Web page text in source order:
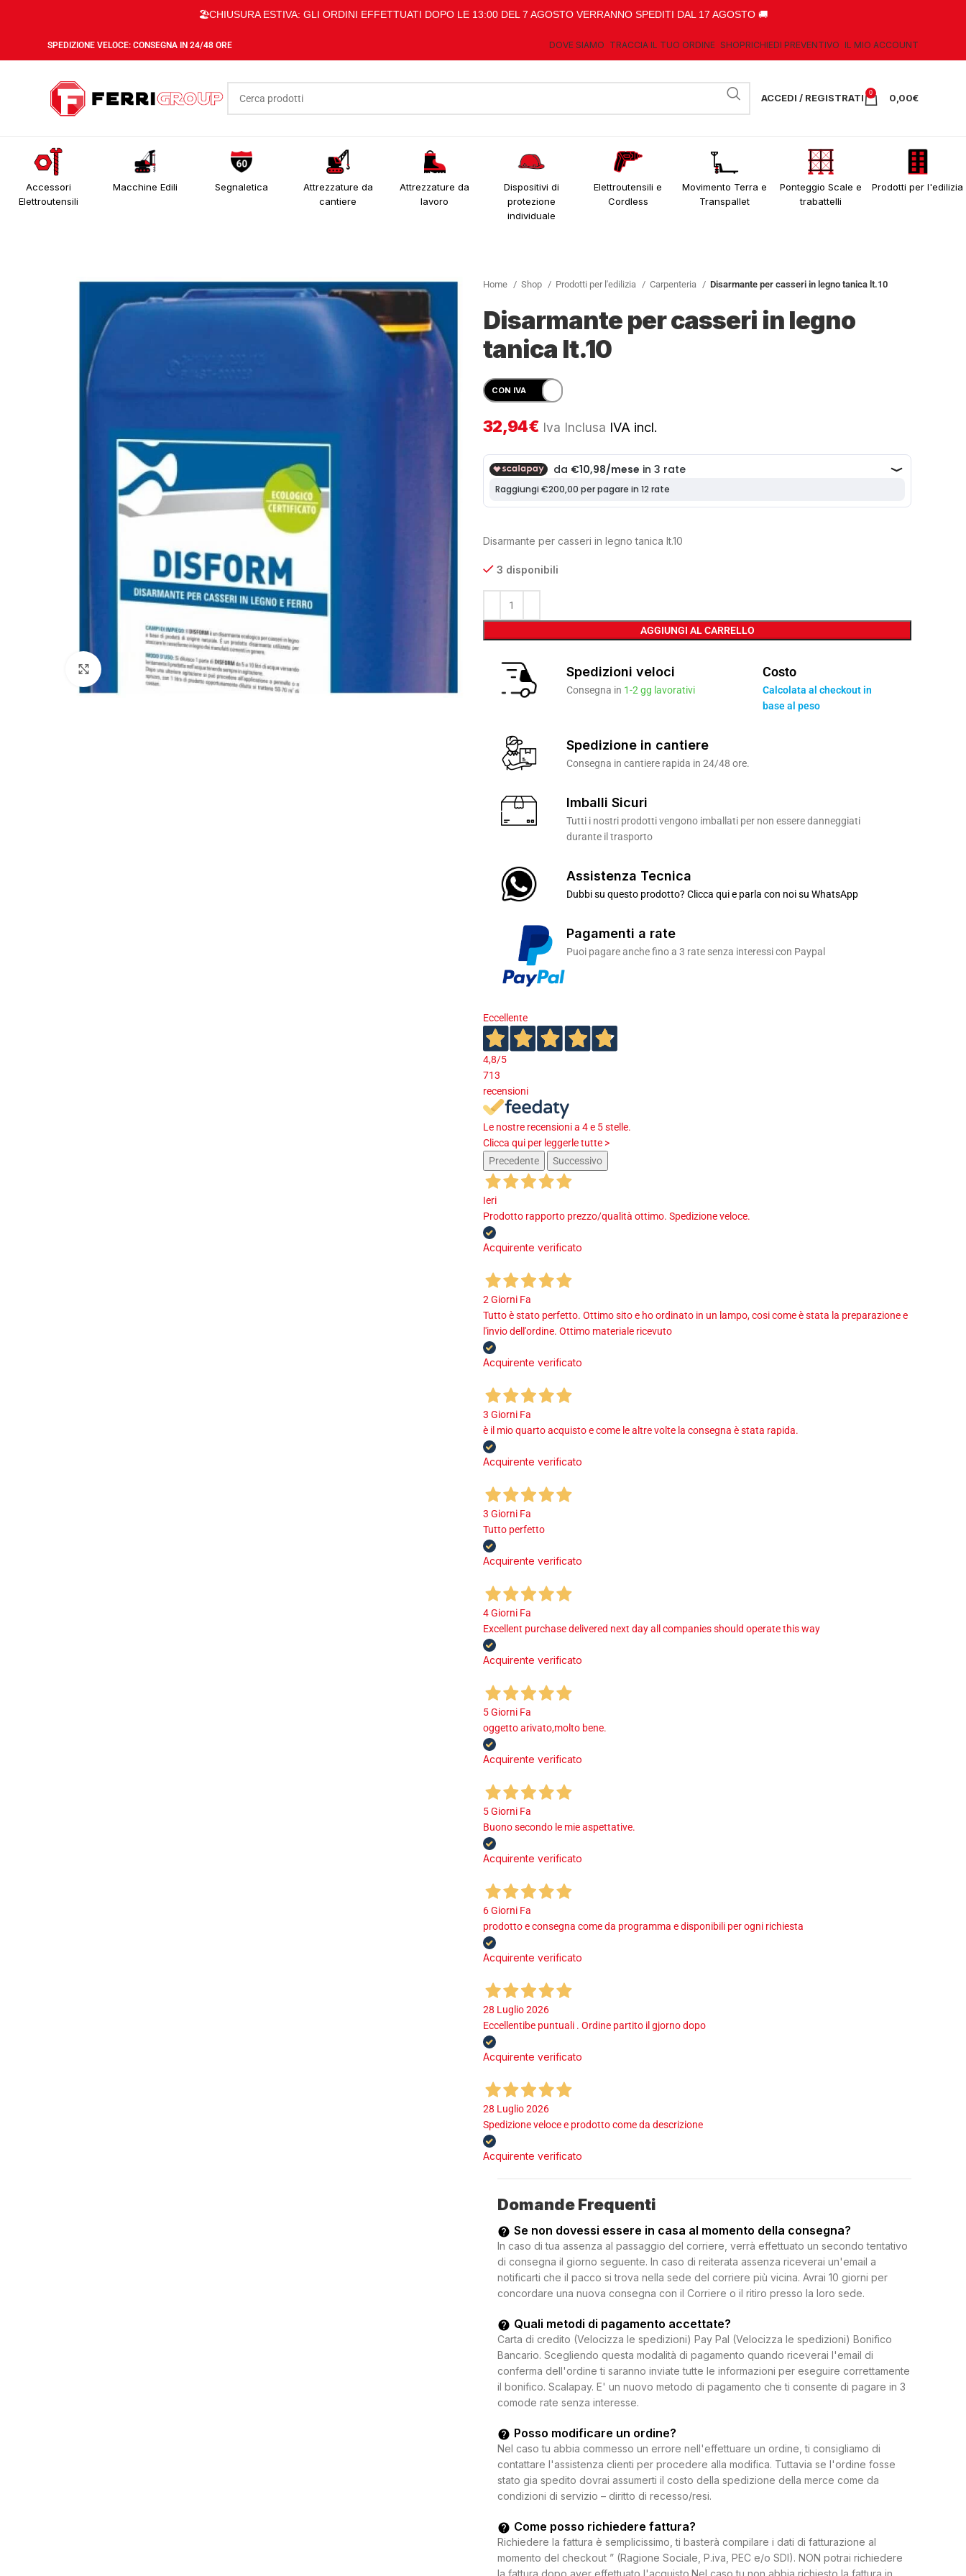
🏖️CHIUSURA ESTIVA: GLI ORDINI EFFETTUATI DOPO LE 13:00 DEL 7 AGOSTO VERRANNO SPEDITI DAL 17 AGOSTO 🚚
SPEDIZIONE VELOCE: CONSEGNA IN 24/48 ORE DOVE SIAMO TRACCIA IL TUO ORDINE SHOPRICHIEDI PREVENTIVO IL MIO ACCOUNT
ACCEDI / REGISTRATI 0 0,00€
Accessori
Elettroutensili
Macchine Edili Segnaletica
Attrezzature da
cantiere
Attrezzature da
lavoro
Dispositivi di
protezione
individuale
Elettroutensili e
Cordless
Movimento Terra e
Transpallet
Ponteggio Scale e
trabattelli
Prodotti per l'edilizia
Clicca per ingrandire
Home Shop Prodotti per l'edilizia Carpenteria Disarmante per casseri in legno tanica lt.10
Disarmante per casseri in legno
tanica lt.10
32,94€ Iva Inclusa IVA incl.
Disarmante per casseri in legno tanica lt.10
3 disponibili
AGGIUNGI AL CARRELLO
Spedizioni veloci
Consegna in 1-2 gg lavorativi
Costo
Calcolata al checkout in
base al peso
Spedizione in cantiere
Consegna in cantiere rapida in 24/48 ore.
Imballi Sicuri
Tutti i nostri prodotti vengono imballati per non essere danneggiati
durante il trasporto
Assistenza Tecnica
Dubbi su questo prodotto? Clicca qui e parla con noi su WhatsApp
Pagamenti a rate
Puoi pagare anche fino a 3 rate senza interessi con Paypal
Eccellente
4,8/5
713
recensioni
Le nostre recensioni a 4 e 5 stelle.
Clicca qui per leggerle tutte >
Precedente
Successivo
Ieri
Prodotto rapporto prezzo/qualità ottimo. Spedizione veloce.
Acquirente verificato
2 Giorni Fa
Tutto è stato perfetto. Ottimo sito e ho ordinato in un lampo, cosi come è stata la preparazione e
l'invio dell'ordine. Ottimo materiale ricevuto
Acquirente verificato
3 Giorni Fa
è il mio quarto acquisto e come le altre volte la consegna è stata rapida.
Acquirente verificato
3 Giorni Fa
Tutto perfetto
Acquirente verificato
4 Giorni Fa
Excellent purchase delivered next day all companies should operate this way
Acquirente verificato
5 Giorni Fa
oggetto arivato,molto bene.
Acquirente verificato
5 Giorni Fa
Buono secondo le mie aspettative.
Acquirente verificato
6 Giorni Fa
prodotto e consegna come da programma e disponibili per ogni richiesta
Acquirente verificato
28 Luglio 2026
Eccellentibe puntuali . Ordine partito il gjorno dopo
Acquirente verificato
28 Luglio 2026
Spedizione veloce e prodotto come da descrizione
Acquirente verificato
Domande Frequenti
Se non dovessi essere in casa al momento della consegna?
In caso di tua assenza al passaggio del corriere, verrà effettuato un secondo tentativo
di consegna il giorno seguente. In caso di reiterata assenza riceverai un'email a
notificarti che il pacco si trova nella sede del corriere più vicina. Avrai 10 giorni per
concordare una nuova consegna con il Corriere o il ritiro presso la loro sede.
Quali metodi di pagamento accettate?
Carta di credito (Velocizza le spedizioni) Pay Pal (Velocizza le spedizioni) Bonifico
Bancario. Scegliendo questa modalità di pagamento quando riceverai l'email di
conferma dell'ordine ti saranno inviate tutte le informazioni per eseguire correttamente
il bonifico. Scalapay. E' un nuovo metodo di pagamento che ti consente di pagare in 3
comode rate senza interesse.
Posso modificare un ordine?
Nel caso tu abbia commesso un errore nell'effettuare un ordine, ti consigliamo di
contattare l'assistenza clienti per procedere alla modifica. Tuttavia se l'ordine fosse
stato gia spedito dovrai assumerti il costo della spedizione della merce come da
condizioni di servizio – diritto di recesso/resi.
Come posso richiedere fattura?
Richiedere la fattura è semplicissimo, ti basterà compilare i dati di fatturazione al
momento del checkout ” (Ragione Sociale, P.iva, PEC e/o SDI). NON potrai richiedere
la fattura dopo aver effettuato l'acquisto.Nel caso tu non abbia richiesto la fattura in